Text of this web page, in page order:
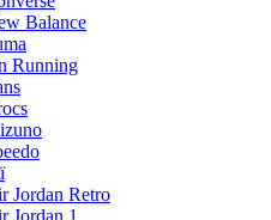
Balance
Running
Jordan Retro
Jordan 1